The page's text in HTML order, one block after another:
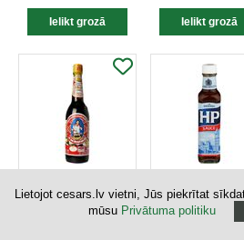
DAŽĀDI PRODUKTI
DAŽĀDI
6.66
Lietojot cesars.lv vietni, Jūs piekrītat
mūsu Privātuma politiku